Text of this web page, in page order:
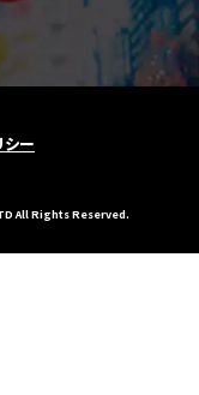
シー
All Rights Reserved.